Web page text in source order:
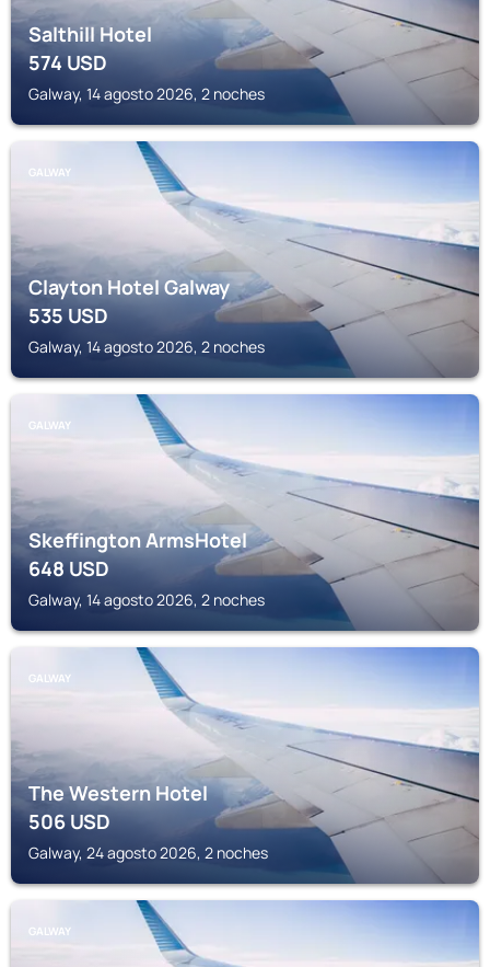
Salthill Hotel
574USD
Galway, 14 agosto 2026, 2 noches
GALWAY
Clayton Hotel Galway
535USD
Galway, 14 agosto 2026, 2 noches
GALWAY
Skeffington ArmsHotel
648USD
Galway, 14 agosto 2026, 2 noches
GALWAY
The Western Hotel
506USD
Galway, 24 agosto 2026, 2 noches
GALWAY